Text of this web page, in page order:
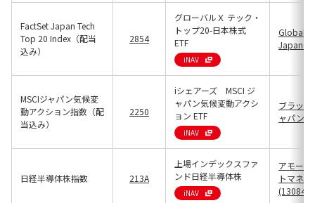
FactSet Japan Tech
Top 20 Index（配当
込み）
2854
グローバルＸ テック・
トップ20-日本株式
ETF
iNAV
Global X
MSCIジャパン気候変
動アクション指数（配
当込み）
2250
iシェアーズ MSCI ジ
ャパン気候変動アクシ
ョン ETF
iNAV
ブラッ
ャパン
日経半導体株指数 213A
上場インデックスファ
ンド日経半導体株
iNAV
アモー
トマネ
(13084)